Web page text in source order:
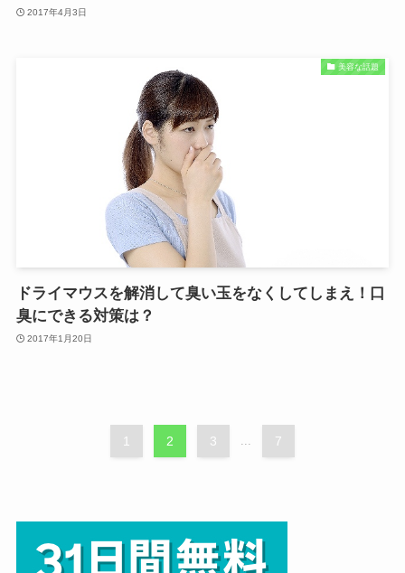
2017年4月3日
美容な話題
ドライマウスを解消して臭い玉をなくしてしまえ！口
臭にできる対策は？
2017年1月20日
1 2 3 ... 7